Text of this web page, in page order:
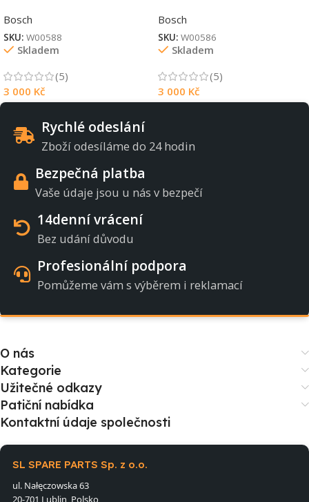
Bosch
SKU: W00588
Skladem
(5)
3 000 Kč
Bosch
SKU: W00586
Skladem
(5)
3 000 Kč
Rychlé odeslání
Zboží odesíláme do 24 hodin
Bezpečná platba
Vaše údaje jsou u nás v bezpečí
14denní vrácení
Bez udání důvodu
Profesionální podpora
Pomůžeme vám s výběrem i reklamací
O nás
Kategorie
Užitečné odkazy
Patiční nabídka
Kontaktní údaje společnosti
SL SPARE PARTS Sp. z o.o.
ul. Nałęczowska 63
20-701 Lublin, Polsko